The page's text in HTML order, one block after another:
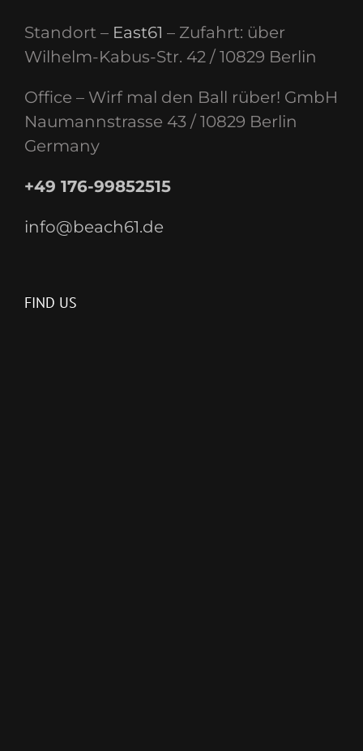
Standort – East61 – Zufahrt: über
Wilhelm-Kabus-Str. 42 / 10829 Berlin
Office – Wirf mal den Ball rüber! GmbH
Naumannstrasse 43 / 10829 Berlin
Germany
+49 176-99852515
info@beach61.de
FIND US